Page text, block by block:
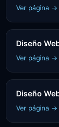
Ver página →
Diseño
Ver página →
Diseño
Ver página →